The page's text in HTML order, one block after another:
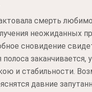
смерть
неожиданных
сновидение
полоса заканчивается,
и стабильности.
давние